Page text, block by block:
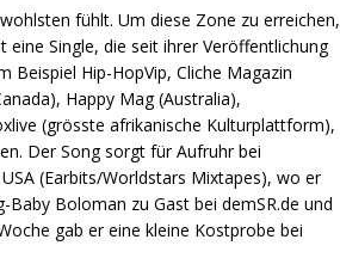
fühlt. Um diese Zone zu erreichen,
eine Single, die seit ihrer Veröffentlichung
Beispiel Hip-HopVip, Cliche Magazin
Happy Mag (Australia),
(grösste afrikanische Kulturplattform),
Der Song sorgt für Aufruhr bei
(Earbits/Worldstars Mixtapes), wo er
Boloman zu Gast bei demSR.de und
gab er eine kleine Kostprobe bei